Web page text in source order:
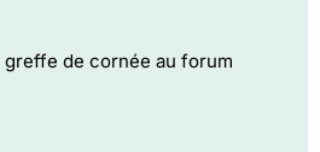
greffe de cornée au forum